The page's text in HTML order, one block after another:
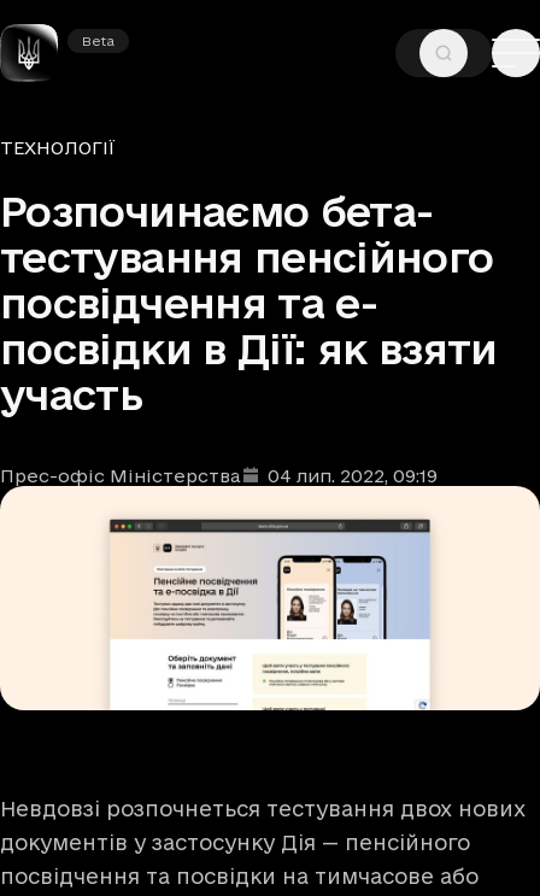
Beta
Beta
ГОЛОВНА —НОВИНИ
Рубрики
ТЕХНОЛОГІЇ
Розпочинаємо бета-
тестування пенсійного
посвідчення та е-
посвідки в Дії: як взяти
участь
Автори
Прес-офіс Міністерства
Дата та час публікації: 04 лип. 2022, 09:19
Невдовзі розпочнеться тестування двох нових
документів у застосунку Дія — пенсійного
посвідчення та посвідки на тимчасове або